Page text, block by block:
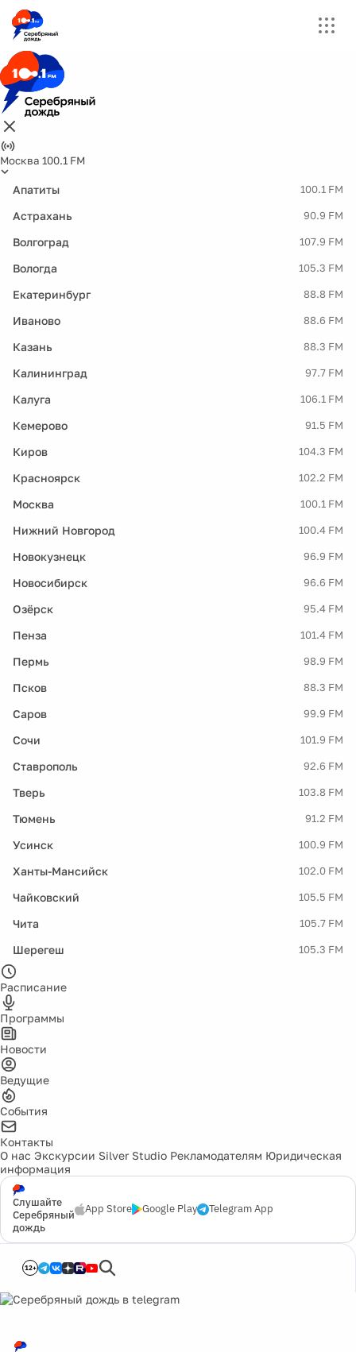
Москва 100.1 FM
Апатиты 100.1 FM
Астрахань 90.9 FM
Волгоград 107.9 FM
Вологда 105.3 FM
Екатеринбург 88.8 FM
Иваново 88.6 FM
Казань 88.3 FM
Калининград 97.7 FM
Калуга 106.1 FM
Кемерово 91.5 FM
Киров 104.3 FM
Красноярск 102.2 FM
Москва 100.1 FM
Нижний Новгород 100.4 FM
Новокузнецк 96.9 FM
Новосибирск 96.6 FM
Озёрск 95.4 FM
Пенза 101.4 FM
Пермь 98.9 FM
Псков 88.3 FM
Саров 99.9 FM
Сочи 101.9 FM
Ставрополь 92.6 FM
Тверь 103.8 FM
Тюмень 91.2 FM
Усинск 100.9 FM
Ханты-Мансийск 102.0 FM
Чайковский 105.5 FM
Чита 105.7 FM
Шерегеш 105.3 FM
Расписание
Программы
Новости
Ведущие
События
Контакты
О нас Экскурсии Silver Studio Рекламодателям Юридическая
информация
Слушайте
Серебряный
дождь
App Store Google Play Telegram App
12+